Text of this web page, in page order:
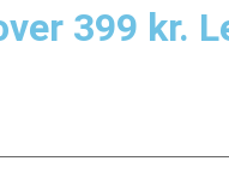
399 kr.